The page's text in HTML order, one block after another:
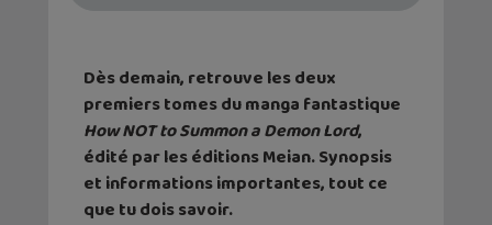
Dès demain, retrouve les deux
premiers tomes du manga fantastique
How NOT to Summon a Demon Lord,
édité par les éditions Meian. Synopsis
et informations importantes, tout ce
que tu dois savoir.